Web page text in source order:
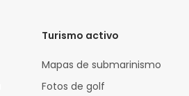
Turismo activo
Mapas de submarinismo
Fotos de golf